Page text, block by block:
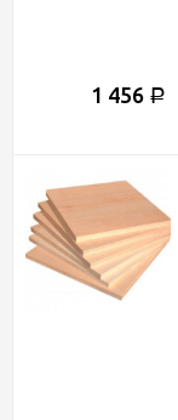
1 456 Р